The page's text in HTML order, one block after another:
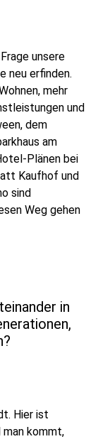
unsere
neu erfinden.
mehr
und
dem
am
Plänen bei
Kaufhof und
sind
Weg gehen
in
Hier ist
man kommt,